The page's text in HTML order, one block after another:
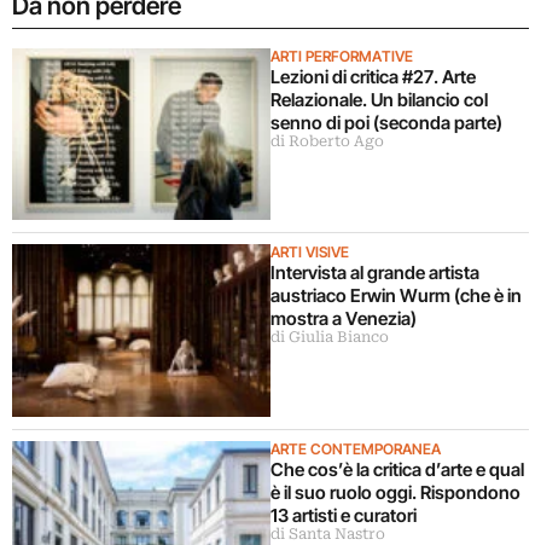
ARTI PERFORMATIVE
Lezioni di critica #27. Arte
Relazionale. Un bilancio col
senno di poi (seconda parte)
di Roberto Ago
ARTI VISIVE
Intervista al grande artista
austriaco Erwin Wurm (che è in
mostra a Venezia)
di Giulia Bianco
ARTE CONTEMPORANEA
Che cos’è la critica d’arte e qual
è il suo ruolo oggi. Rispondono
13 artisti e curatori
di Santa Nastro